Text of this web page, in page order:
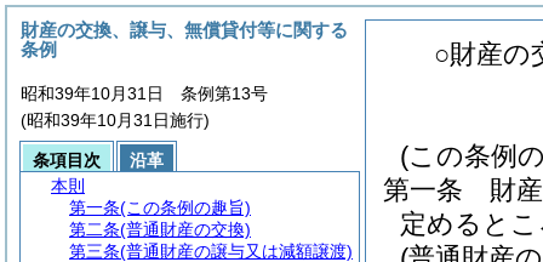
○財産の
(この条例
第一条
財
定めると
財産の交換、譲与、無償貸付等に関する
条例
昭和39年10月31日 条例第13号
(昭和39年10月31日施行)
条項目次
沿革
本則
第一条(この条例の趣旨)
第二条(普通財産の交換)
第三条(普通財産の譲与又は減額譲渡)